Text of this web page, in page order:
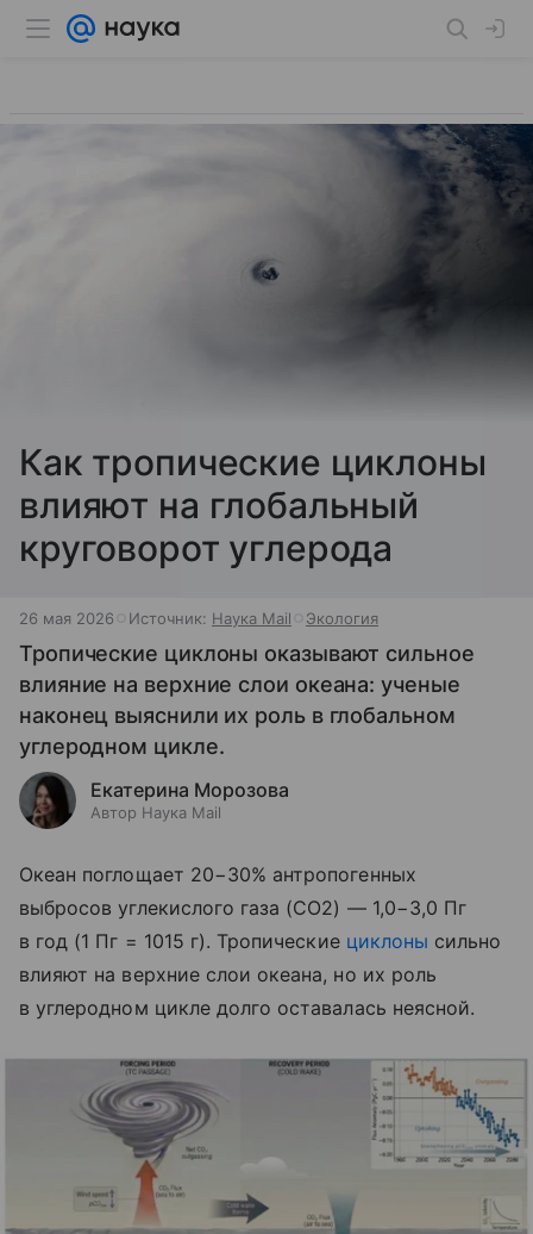
Как тропические циклоны
влияют на глобальный
круговорот углерода
26 мая 2026 Источник: Наука Mail Экология
Тропические циклоны оказывают сильное
влияние на верхние слои океана: ученые
наконец выяснили их роль в глобальном
углеродном цикле.
Екатерина Морозова
Автор Наука Mail
Океан поглощает 20−30% антропогенных
выбросов углекислого газа (CO2)​ — 1,0−3,0 Пг
в год (1 Пг = 1015 г). Тропические циклоны сильно
влияют на верхние слои океана, но их роль
в углеродном цикле долго оставалась неясной.